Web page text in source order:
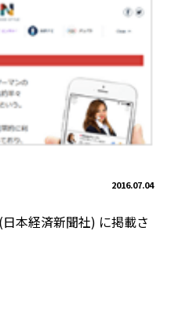
2016.07.04
本経済新聞社) に掲載さ